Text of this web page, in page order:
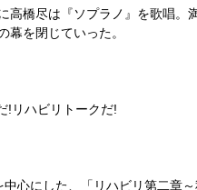
橋尽は『ソプラノ』を歌唱。
幕を閉じていった。
!リハビリトークだ!
心にした、「リハビリ第二章